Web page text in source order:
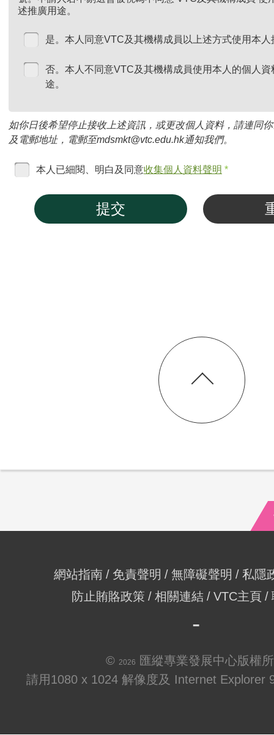
述推廣用途。
是。本人同意VTC及其機構成員以上述方式使用本
否。本人不同意VTC及其機構成員使用本人的個人
途。
如你日後希望停止接收上述資訊，或更改個人資料，請連同
及電郵地址，電郵至mdsmkt@vtc.edu.hk通知我們。
本人已細閱、明白及同意收集個人資料聲明 *
提交
網站指南 免責聲明 無障礙聲明
私隱
防止賄賂政策
相關連結 VTC主頁
© 2026
匯縱專業發展中心版權
請用1080 x 1024 解像度及 Internet Explorer